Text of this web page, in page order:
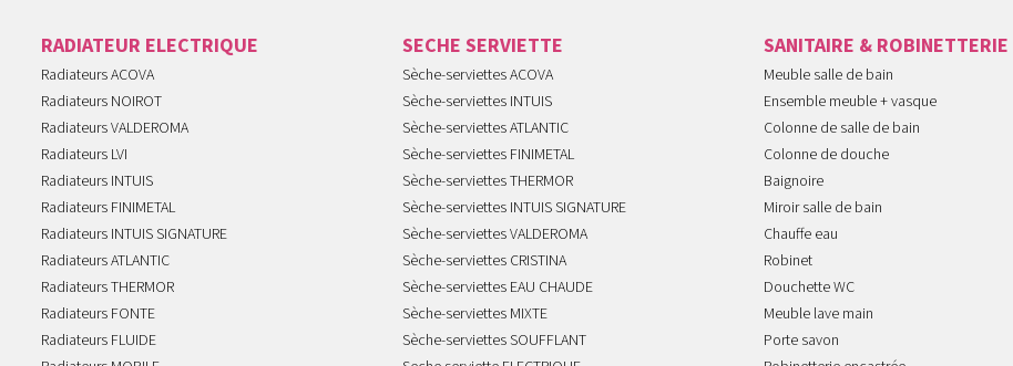
RADIATEUR ELECTRIQUE
Radiateurs ACOVA
Radiateurs NOIROT
Radiateurs VALDEROMA
Radiateurs LVI
Radiateurs INTUIS
Radiateurs FINIMETAL
Radiateurs INTUIS SIGNATURE
Radiateurs ATLANTIC
Radiateurs THERMOR
Radiateurs FONTE
Radiateurs FLUIDE
SECHE SERVIETTE
Sèche-serviettes ACOVA
Sèche-serviettes INTUIS
Sèche-serviettes ATLANTIC
Sèche-serviettes FINIMETAL
Sèche-serviettes THERMOR
Sèche-serviettes INTUIS SIGNATURE
Sèche-serviettes VALDEROMA
Sèche-serviettes CRISTINA
Sèche-serviettes EAU CHAUDE
Sèche-serviettes MIXTE
Sèche-serviettes SOUFFLANT
SANITAIRE & ROBINETTERIE
Meuble salle de bain
Ensemble meuble + vasque
Colonne de salle de bain
Colonne de douche
Baignoire
Miroir salle de bain
Chauffe eau
Robinet
Douchette WC
Meuble lave main
Porte savon